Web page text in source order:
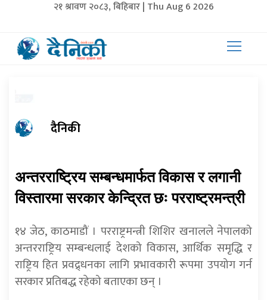
२१ श्रावण २०८३, बिहिबार | Thu Aug 6 2026
दैनिकी
अन्तरराष्ट्रिय सम्बन्धमार्फत विकास र लगानी
विस्तारमा सरकार केन्द्रित छः परराष्ट्रमन्त्री
१४ जेठ, काठमाडौं । परराष्ट्रमन्त्री शिशिर खनालले नेपालको
अन्तरराष्ट्रिय सम्बन्धलाई देशको विकास, आर्थिक समृद्धि र
राष्ट्रिय हित प्रवद्र्धनका लागि प्रभावकारी रूपमा उपयोग गर्न
सरकार प्रतिबद्ध रहेको बताएका छन् ।